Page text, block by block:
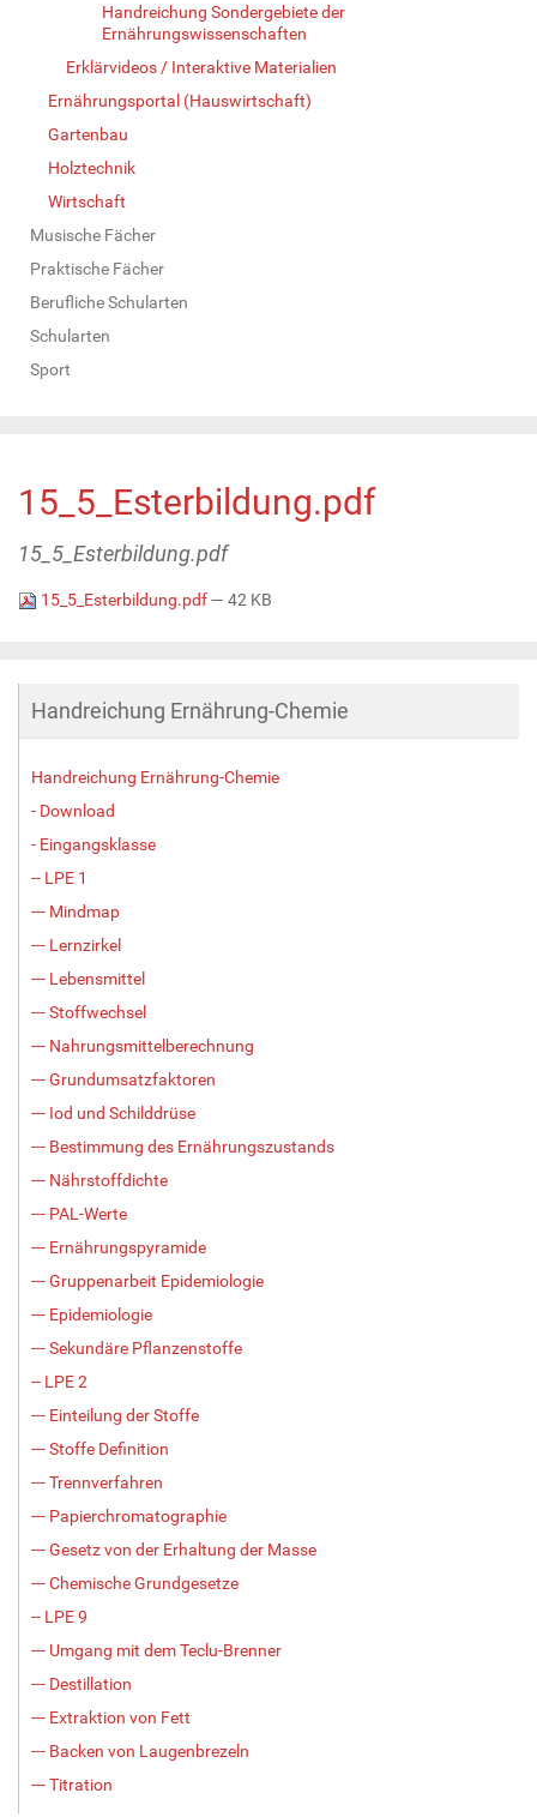
Handreichung Sondergebiete der
Ernährungswissenschaften
Erklärvideos / Interaktive Materialien
Ernährungsportal (Hauswirtschaft)
Gartenbau
Holztechnik
Wirtschaft
Musische Fächer
Praktische Fächer
Berufliche Schularten
Schularten
Sport
15_5_Esterbildung.pdf
15_5_Esterbildung.pdf
15_5_Esterbildung.pdf— 42 KB
Handreichung Ernährung-Chemie
Handreichung Ernährung-Chemie
- Download
- Eingangsklasse
-- LPE 1
--- Mindmap
--- Lernzirkel
--- Lebensmittel
--- Stoffwechsel
--- Nahrungsmittelberechnung
--- Grundumsatzfaktoren
--- Iod und Schilddrüse
--- Bestimmung des Ernährungszustands
--- Nährstoffdichte
--- PAL-Werte
--- Ernährungspyramide
--- Gruppenarbeit Epidemiologie
--- Epidemiologie
--- Sekundäre Pflanzenstoffe
-- LPE 2
--- Einteilung der Stoffe
--- Stoffe Definition
--- Trennverfahren
--- Papierchromatographie
--- Gesetz von der Erhaltung der Masse
--- Chemische Grundgesetze
-- LPE 9
--- Umgang mit dem Teclu-Brenner
--- Destillation
--- Extraktion von Fett
--- Backen von Laugenbrezeln
--- Titration